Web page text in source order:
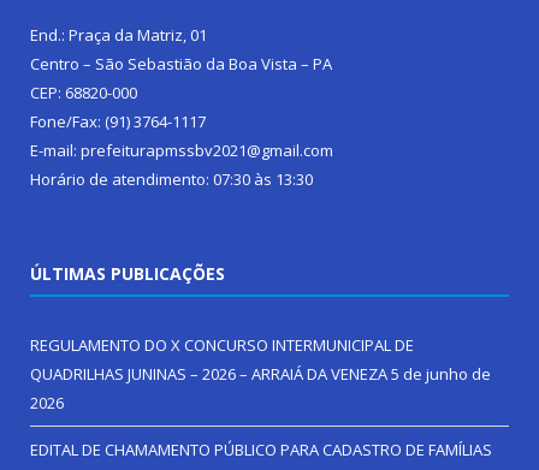
End.: Praça da Matriz, 01
Centro – São Sebastião da Boa Vista – PA
CEP: 68820-000
Fone/Fax: (91) 3764-1117
E-mail: prefeiturapmssbv2021@gmail.com
Horário de atendimento: 07:30 às 13:30
ÚLTIMAS PUBLICAÇÕES
REGULAMENTO DO X CONCURSO INTERMUNICIPAL DE
QUADRILHAS JUNINAS – 2026 – ARRAIÁ DA VENEZA5 de junho de
2026
EDITAL DE CHAMAMENTO PÚBLICO PARA CADASTRO DE FAMÍLIAS